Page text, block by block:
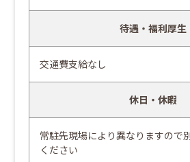
待遇・福利厚生
交通費支給なし
休日・休暇
常駐先現場により異なりますので
ください